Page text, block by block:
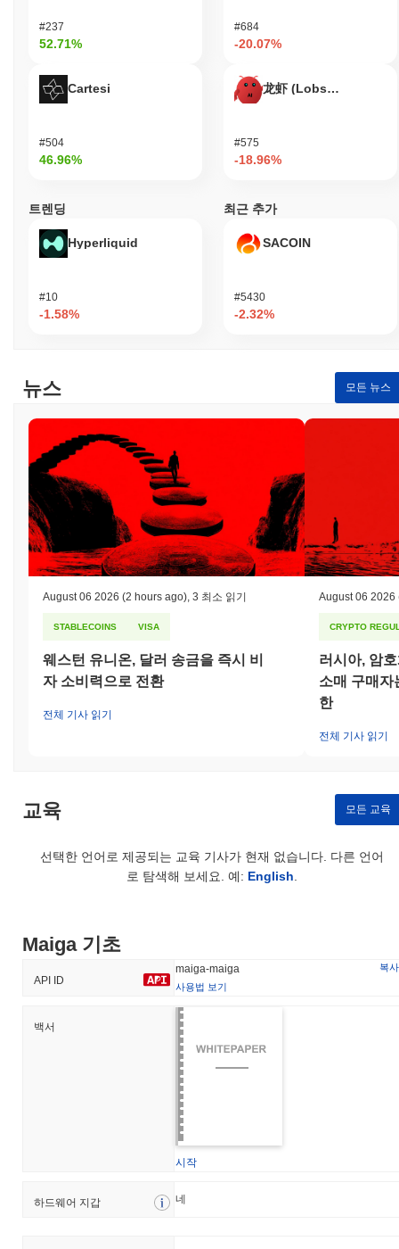
Maiga는 어떻게 보안이 유지되나요?
는 역할을 하는 지분 증명(Proof of Stake, PoS) 합의 메커니즘을
사용합니다. 이 모델은 참가자들이 검증자가 되기 위해 일정량의
같은 고급 암호화 기술을 활용하여 인증 및 데이터 무결성을 보장
합니다. 이 암호화는 거래를 보호하고 무단 접근으로부터 안전하게
의적인 행동이나 거래를 올바르게 검증하지 못한 검증자에게 벌칙
을 부과하는 슬래싱 메커니즘을 통합하여 부정직한 행동을 억제합
니다. 보안을 더욱 강화하기 위해 Maiga는 정기적인 감사를 수행하
성에 대한 회복력을 높이는 데 기여합니다.
련된 문제에 직면했습니다. 2023년 초, 스마트 계약 코드에서 잠재
적인 취약점이 발견되어 사용자 자금의 안전성에 대한 우려가 제기
되었습니다. 개발 팀은 이 문제를 신속하게 해결하기 위해 취약점
을 수정하는 패치를 구현하고, 플랫폼의 무결성을 보장하기 위해
제3자 보안 회사에 의해 포괄적인 감사를 실시했습니다. 또한,
Maiga는 전 세계 정부가 암호화폐 프로젝트에 대한 감독을 강화함
에 따라 규제 검토를 겪었습니다. 팀은 적용 가능한 규정을 준수하
기 위해 법률 자문과 적극적으로 협력하여 잠재적인 법적 위험을
완화하고 있습니다. Maiga에 대한 지속적인 위험에는 시장 변동성
과 유동성 문제 및 거버넌스 분쟁과 같은 분산 금융과 관련된 고유
한 도전이 포함됩니다. 이를 해결하기 위해 프로젝트는 운영의 투
명성을 강조하고 강력한 커뮤니티 거버넌스 모델을 유지하여 이해
관계자들이 의사 결정 과정에 참여할 수 있도록 합니다. 정기적인
관리 전략의 일환으로 포함됩니다.
Maiga (MAIGA) FAQ – 핵심 지표 및 시장 인사
이트
Maiga (MAIGA)는 어디에서 구매할 수 있나요?
소로는 Uniswap V3 (BSC)와 Uniswap V4 (BSC)가 있습니다.
지난 24시간 동안 Maiga의 거래량은$9,761.09
, 전날 대비
Maiga의 가격 범위 기록은 무엇인가요?
$0.120637
역대 최저가(ATL):
NaN
Maiga는 현재 ATH보다 ~96.67%
Maiga의 현재 시가총액은 얼마인가요?
$1,124,491.00
#1470위에 랭크되어 있습니다입니다. 이 수치는 280 000 000개의
MAIGA 토큰 유통 공급량을 기준으로 계산됩니다.
Maiga는 더 넓은 암호화폐 시장과 비교하여 어떤 성과
지난 7일 동안 Maiga는2.18%
#237
52.71%
Cartesi
#504
46.96%
#684
-20.07%
龙虾 (Lobster)
#575
-18.96%
트렌딩
Hyperliquid
#10
-1.58%
최근 추가
SACOIN
#5430
-2.32%
뉴스 모든 뉴스
August 06 2026 (2 hours ago) 3 최소 읽기
STABLECOINS VISA
웨스턴 유니온, 달러 송금을 즉시 비
자 소비력으로 전환
전체 기사 읽기
August 06 2026
CRYPTO
러시아, 암
소매 구매자
한
전체 기사 읽기
교육 모든 교육
선택한 언어로 제공되는 교육 기사가 현재 없습니다. 다른 언어
로 탐색해 보세요. 예: English
Maiga 기초
API ID
maiga-maiga
복사
사용법 보기
백서
시작
하드웨어 지갑 네